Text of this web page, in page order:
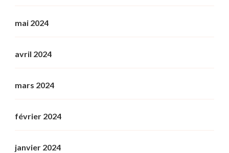
mai 2024
avril 2024
mars 2024
février 2024
janvier 2024